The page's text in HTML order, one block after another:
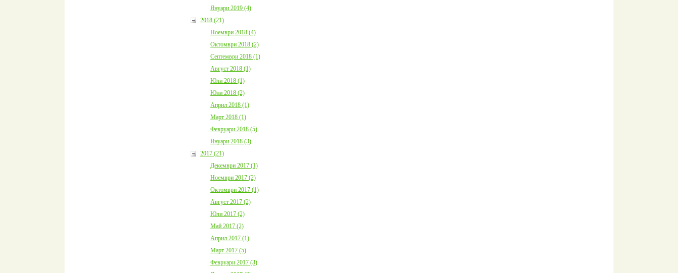
Януари 2019 (4)
2018 (21)
Ноември 2018 (4)
Октомври 2018 (2)
Септември 2018 (1)
Август 2018 (1)
Юли 2018 (1)
Юни 2018 (2)
Април 2018 (1)
Март 2018 (1)
Февруари 2018 (5)
Януари 2018 (3)
2017 (21)
Декември 2017 (1)
Ноември 2017 (2)
Октомври 2017 (1)
Август 2017 (2)
Юли 2017 (2)
Май 2017 (2)
Април 2017 (1)
Март 2017 (5)
Февруари 2017 (3)